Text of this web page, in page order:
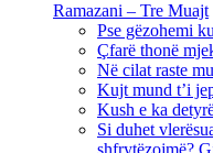
Ramazani – Tre Muajt
Pse gëzohemi
Çfarë thonë
Në cilat raste
Kujt mund t’i
Kush e ka
Si duhet